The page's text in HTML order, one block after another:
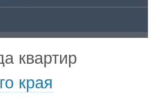
квартир
края